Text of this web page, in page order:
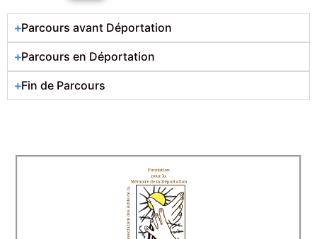
Parcours avant Déportation
Parcours en Déportation
Fin de Parcours